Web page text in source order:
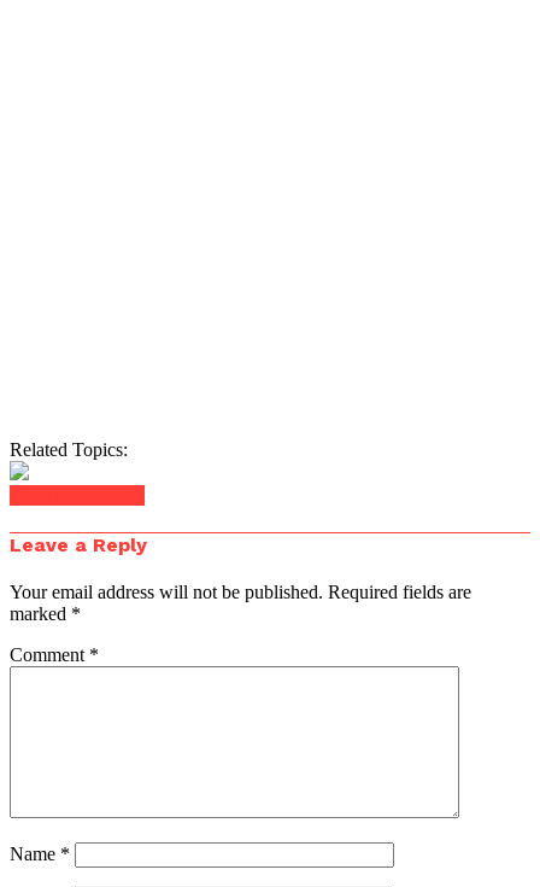
Related Topics:
Leave a Reply
Your email address will not be published. Required fields are
marked *
Comment *
Name *